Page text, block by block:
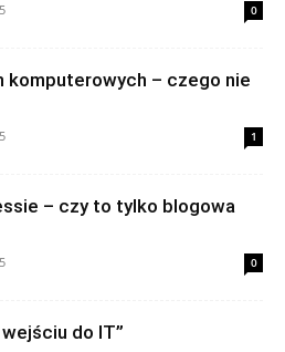
0
komputerowych – czego nie
1
– czy to tylko blogowa
0
do IT”